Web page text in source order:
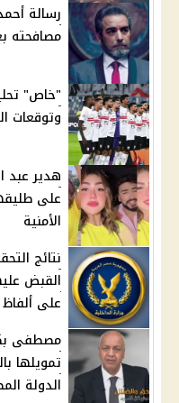
رسالة
مصافحته
"خاص"
وتوقعات
هدير عبد
على
الأمنية
نتائج
القبض
على ألفاظ
مصطفى
تمويلها
الدولة